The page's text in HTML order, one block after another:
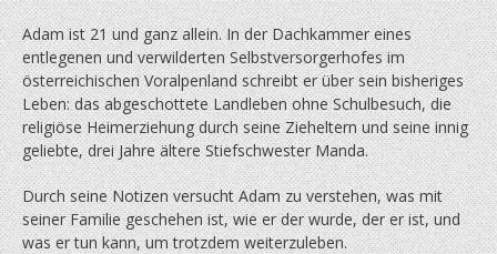
Adam ist 21 und ganz allein. In der Dachkammer eines
entlegenen und verwilderten Selbstversorgerhofes im
österreichischen Voralpenland schreibt er über sein bisheriges
Leben: das abgeschottete Landleben ohne Schulbesuch, die
religiöse Heimerziehung durch seine Zieheltern und seine innig
geliebte, drei Jahre ältere Stiefschwester Manda.
Durch seine Notizen versucht Adam zu verstehen, was mit
seiner Familie geschehen ist, wie er der wurde, der er ist, und
was er tun kann, um trotzdem weiterzuleben.